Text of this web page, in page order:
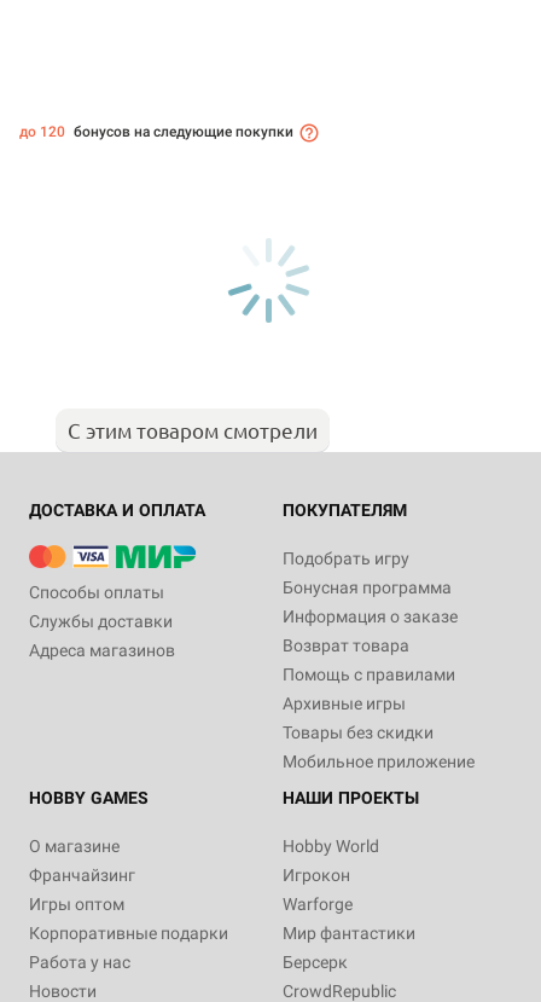
до 120 бонусов на следующие покупки
С этим товаром смотрели
ДОСТАВКА И ОПЛАТА
Способы оплаты
Службы доставки
Адреса магазинов
ПОКУПАТЕЛЯМ
Подобрать игру
Бонусная программа
Информация о заказе
Возврат товара
Помощь с правилами
Архивные игры
Товары без скидки
Мобильное приложение
HOBBY GAMES
О магазине
Франчайзинг
Игры оптом
Корпоративные подарки
Работа у нас
Новости
НАШИ ПРОЕКТЫ
Hobby World
Игрокон
Warforge
Мир фантастики
Берсерк
CrowdRepublic